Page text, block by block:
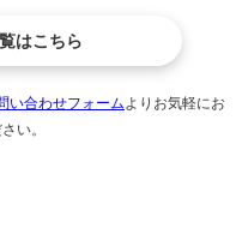
、できる限り高く買い取
はこちら
い合わせフォームよりお気軽にお
い。